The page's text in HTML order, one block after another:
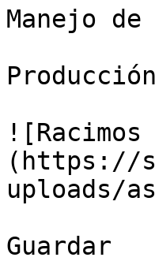
Manejo
(https://
uploads/
Guardar